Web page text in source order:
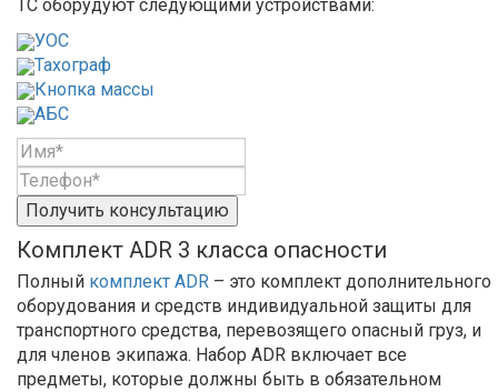
ТС оборудуют следующими устройствами:
УОС
Тахограф
Кнопка массы
АБС
Получить консультацию
Комплект ADR 3 класса опасности
Полный комплект ADR – это комплект дополнительного
оборудования и средств индивидуальной защиты для
транспортного средства, перевозящего опасный груз, и
для членов экипажа. Набор ADR включает все
предметы, которые должны быть в обязательном